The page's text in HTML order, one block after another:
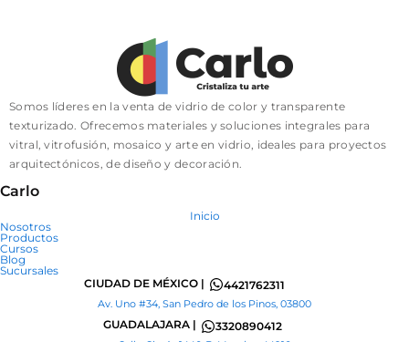
Somos líderes en la venta de vidrio de color y transparente
texturizado. Ofrecemos materiales y soluciones integrales para
vitral, vitrofusión, mosaico y arte en vidrio, ideales para proyectos
arquitectónicos, de diseño y decoración.
Carlo
Inicio
Nosotros
Productos
Cursos
Blog
Sucursales
CIUDAD DE MÉXICO |
4421762311
Av. Uno #34, San Pedro de los Pinos, 03800
GUADALAJARA | 3320890412